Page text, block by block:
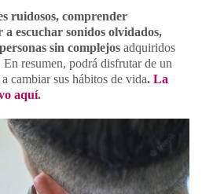
ruidosos, comprender
a escuchar sonidos olvidados,
sin complejos adquiridos
resumen, podrá disfrutar de un
cambiar sus hábitos de vida. La
aquí.